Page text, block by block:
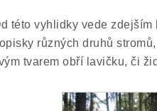
této vyhlidky vede zdejším
různých druhů
tvarem obří lavičku, či